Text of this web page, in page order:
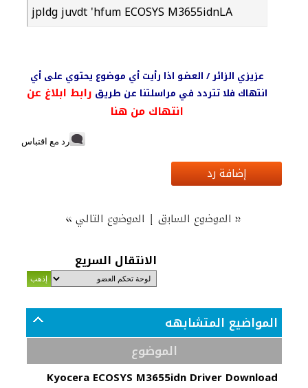
jpldg juvdt 'hfum ECOSYS M3655idnLA
عزيزي الزائر / العضو اذا رأيت أي موضوع يحتوي على أي
انتهاك فلا تتردد في مراسلتنا عن طريق رابط ابلاغ عن
انتهاك من هنا
رد مع اقتباس
إضافة رد
« الموضوع السابق| الموضوع التالي»
الانتقال السريع
المواضيع المتشابهه
الموضوع
Kyocera ECOSYS M3655idn Driver Download